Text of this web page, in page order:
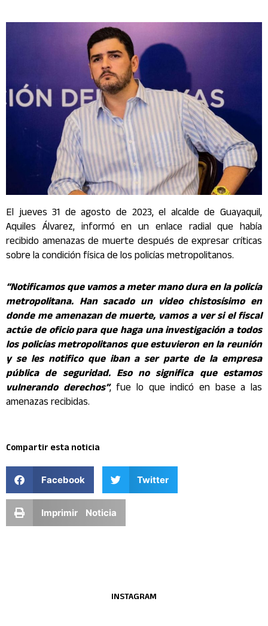
El jueves 31 de agosto de 2023, el alcalde de Guayaquil,
Aquiles Álvarez, informó en un enlace radial que había
recibido amenazas de muerte después de expresar críticas
sobre la condición física de los policías metropolitanos.
“Notificamos que vamos a meter mano dura en la policía
metropolitana. Han sacado un video chistosísimo en
donde me amenazan de muerte, vamos a ver si el fiscal
actúe de oficio para que haga una investigación a todos
los policías metropolitanos que estuvieron en la reunión
y se les notifico que iban a ser parte de la empresa
pública de seguridad. Eso no significa que estamos
vulnerando derechos”, fue lo que indicó en base a las
amenazas recibidas.
Compartir esta noticia
Facebook Twitter
Imprimir Noticia
INSTAGRAM